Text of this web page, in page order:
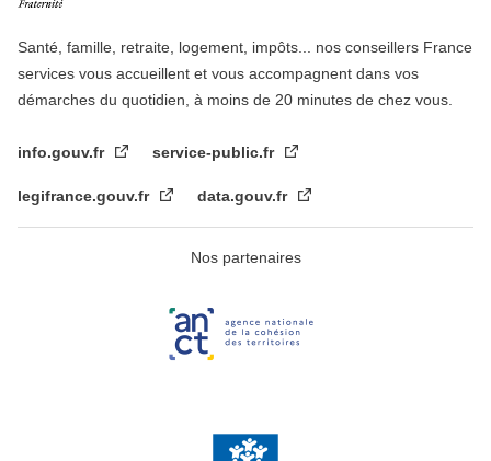
Santé, famille, retraite, logement, impôts... nos conseillers France
services vous accueillent et vous accompagnent dans vos
démarches du quotidien, à moins de 20 minutes de chez vous.
info.gouv.fr service-public.fr
legifrance.gouv.fr data.gouv.fr
Nos partenaires